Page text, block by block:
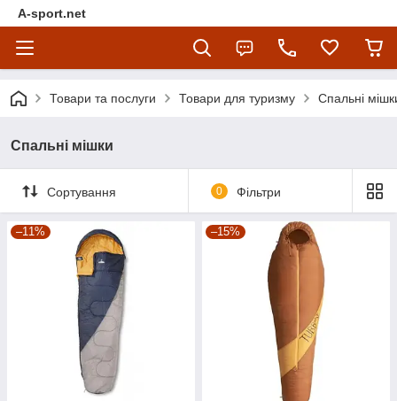
A-sport.net
Товари та послуги Товари для туризму Спальні
Спальні мішки
Сортування 0 Фільтри
–11% –15%